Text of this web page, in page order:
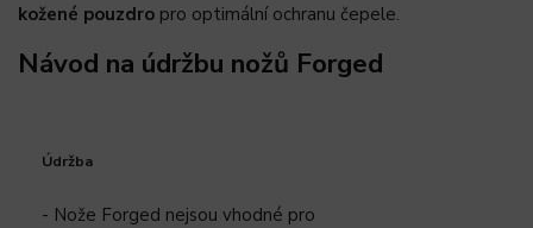
kožené pouzdro pro optimální ochranu čepele.
Návod na údržbu nožů Forged
Údržba
- Nože Forged nejsou vhodné pro